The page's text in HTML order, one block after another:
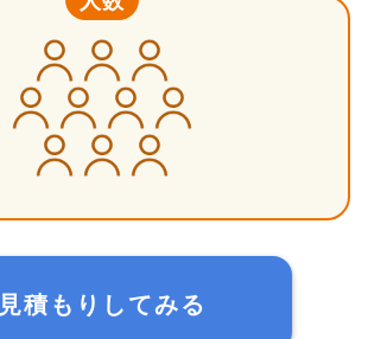
見積もりしてみる